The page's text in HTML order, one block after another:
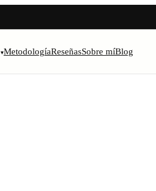
▾MetodologíaReseñasSobre míBlog